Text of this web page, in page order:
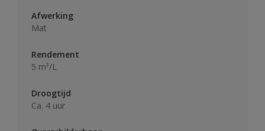
Afwerking
Mat
Rendement
5 m²/L
Droogtijd
Ca. 4 uur